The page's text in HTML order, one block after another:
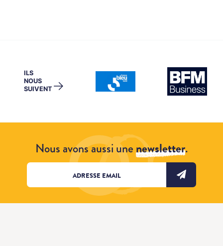
ILS
NOUS
SUIVENT →
Nous avons aussi unenewsletter.